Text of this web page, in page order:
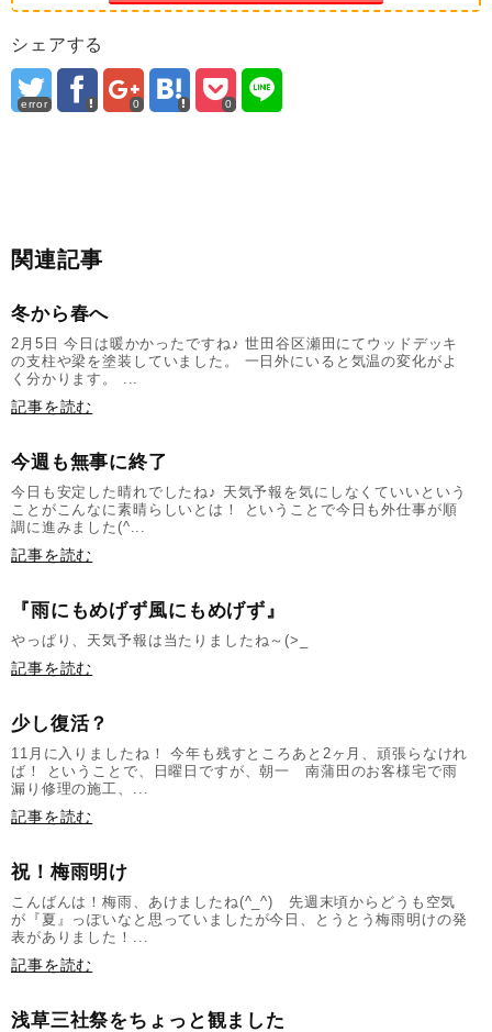
シェアする
error 0 0
関連記事
冬から春へ
2月5日 今日は暖かかったですね♪ 世田谷区瀬田にてウッドデッキ
の支柱や梁を塗装していました。 一日外にいると気温の変化がよ
く分かります。 ...
記事を読む
今週も無事に終了
今日も安定した晴れでしたね♪ 天気予報を気にしなくていいという
ことがこんなに素晴らしいとは！ ということで今日も外仕事が順
調に進みました(^...
記事を読む
『雨にもめげず風にもめげず』
やっぱり、天気予報は当たりましたね～(>_
記事を読む
少し復活？
11月に入りましたね！ 今年も残すところあと2ヶ月、頑張らなけれ
ば！ ということで、日曜日ですが、朝一 南蒲田のお客様宅で雨
漏り修理の施工、...
記事を読む
祝！梅雨明け
こんばんは！梅雨、あけましたね(^_^) 先週末頃からどうも空気
が『夏』っぽいなと思っていましたが今日、とうとう梅雨明けの発
表がありました！...
記事を読む
浅草三社祭をちょっと観ました